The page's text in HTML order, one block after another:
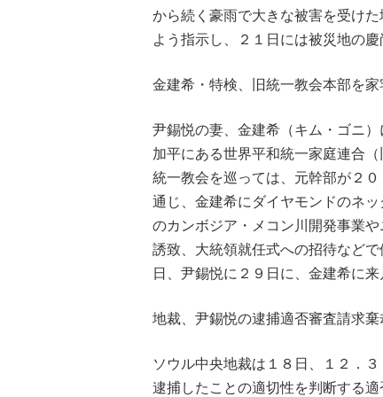
から続く豪雨で大きな被害を受け
よう指示し、２１日には被災地の慶
金建希・特検、旧統一教会本部を家
尹錫悦の妻、金建希（キム・ゴニ
加平にある世界平和統一家庭連合
統一教会を巡っては、元幹部が２
通じ、金建希にダイヤモンドのネ
のカンボジア・メコン川開発事業
誘致、大統領就任式への招待など
日、尹錫悦に２９日に、金建希に
地裁、尹錫悦の逮捕適否審査請求棄
ソウル中央地裁は１８日、１２．
逮捕したことの適切性を判断する